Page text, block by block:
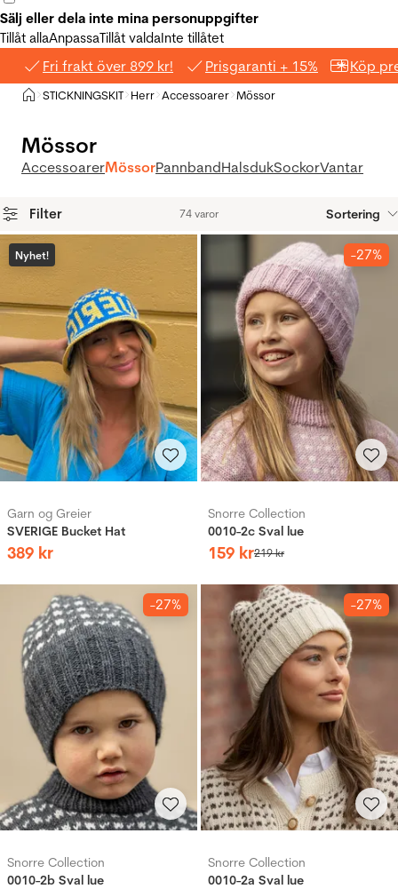
Sälj eller dela inte mina personuppgifter
Tillåt allaAnpassaTillåt valdaInte tillåtet
Fri frakt över 899 kr! Prisgaranti + 15% Köp
Hem
>STICKNINGSKIT >Herr >
Accessoarer >
Mössor
Mössor
AccessoarerMössorPannbandHalsdukSockorVantar
Filter 74 varor Sortering
Produkter
Nyhet!
Garn og Greier
SVERIGE Bucket Hat
389 kr
-27%
Snorre Collection
0010-2c Sval lue
159 kr219kr
-27%
Snorre Collection
0010-2b Sval lue
-27%
Snorre Collection
0010-2a Sval lue